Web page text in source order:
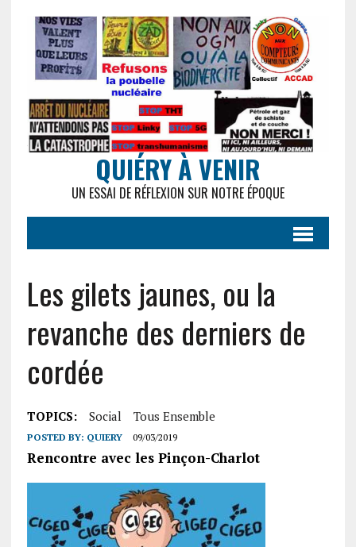
QUIÉRY À VENIR
UN ESSAI DE RÉFLEXION SUR NOTRE ÉPOQUE
Les gilets jaunes, ou la
revanche des derniers de
cordée
TOPICS: Social Tous Ensemble
POSTED BY: QUIERY 09/03/2019
Rencontre avec les Pinçon-Charlot